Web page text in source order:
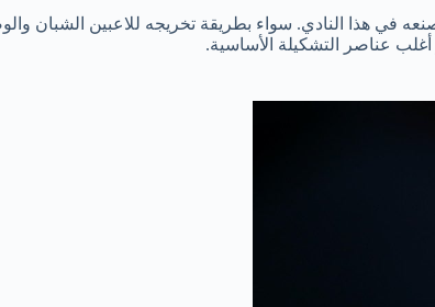
في هذا النادي. سواء بطريقة تخريجه للاعبين الشبان